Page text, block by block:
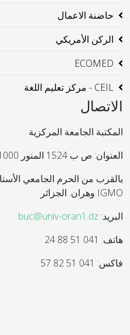
حاضنة الاعمال
الركن الأمريكي
ECOMED
CEIL - مركز تعليم اللغة
الاتصال
المكتبة الجامعة المركزية
العنوان: ص ب 1524 المنور 31000 وهران
بالقرب من الحرم الجامعي
IGMO وهران. الجزائر
البريد: buc@univ-oran1.dz
هاتف: 041 51 88 24
فاكس: 041 51 82 57